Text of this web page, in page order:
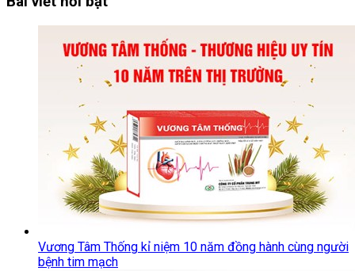
Vương Tâm Thống kỉ niệm 10 năm đồng hành cùng người
bệnh tim mạch